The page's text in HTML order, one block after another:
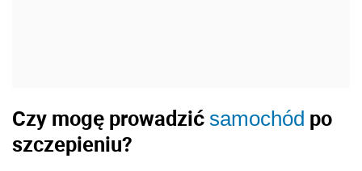
Czy mogę prowadzić samochód po
szczepieniu?